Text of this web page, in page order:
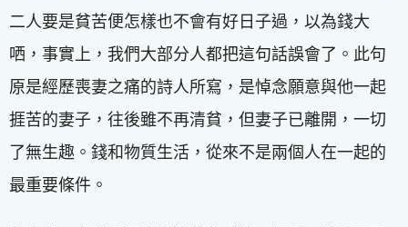
二人要是貧苦便怎樣也不會有好日子過，以為錢大
哂，事實上，我們大部分人都把這句話誤會了。此句
原是經歷喪妻之痛的詩人所寫，是悼念願意與他一起
捱苦的妻子，往後雖不再清貧，但妻子已離開，一切
了無生趣。錢和物質生活，從來不是兩個人在一起的
最重要條件。